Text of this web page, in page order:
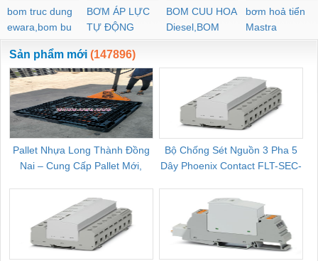
bom truc dung
ewara,bom bu
ewara
BƠM ÁP LỰC
TỰ ĐỘNG
BOM CUU HOA
Diesel,BOM
CHUA CHAY
bơm hoả tiển
Mastra
Sản phẩm mới (147896)
Pallet Nhựa Long Thành Đồng
Nai – Cung Cấp Pallet Mới,
Bộ Chống Sét Nguồn 3 Pha 5
Dây Phoenix Contact FLT-SEC-